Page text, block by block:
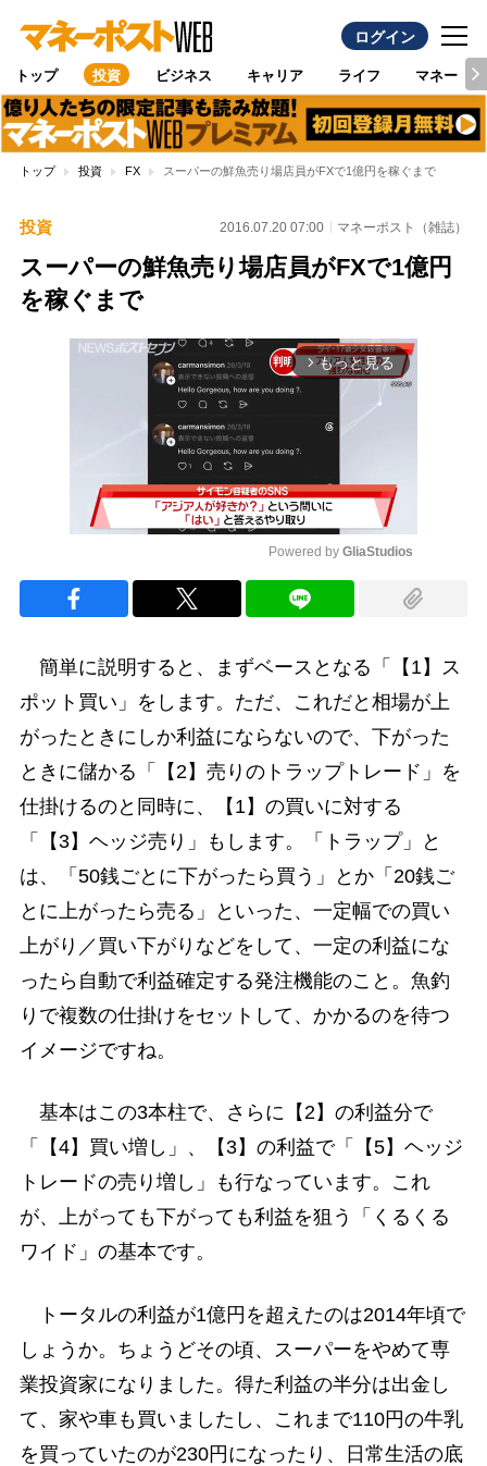
ログイン
トップ 投資 ビジネス キャリア ライフ マネー
トップ 投資 FX スーパーの鮮魚売り場店員がFXで1億円を稼ぐまで
投資 2016.07.20 07:00 マネーポスト（雑誌）
スーパーの鮮魚売り場店員がFXで1億円
を稼ぐまで
arrow_forward_ios もっと見る
Powered by GliaStudios
簡単に説明すると、まずベースとなる「【1】ス
ポット買い」をします。ただ、これだと相場が上
がったときにしか利益にならないので、下がった
ときに儲かる「【2】売りのトラップトレード」を
仕掛けるのと同時に、【1】の買いに対する
「【3】ヘッジ売り」もします。「トラップ」と
は、「50銭ごとに下がったら買う」とか「20銭ご
とに上がったら売る」といった、一定幅での買い
上がり／買い下がりなどをして、一定の利益にな
ったら自動で利益確定する発注機能のこと。魚釣
りで複数の仕掛けをセットして、かかるのを待つ
イメージですね。
基本はこの3本柱で、さらに【2】の利益分で
「【4】買い増し」、【3】の利益で「【5】ヘッジ
トレードの売り増し」も行なっています。これ
が、上がっても下がっても利益を狙う「くるくる
ワイド」の基本です。
トータルの利益が1億円を超えたのは2014年頃で
しょうか。ちょうどその頃、スーパーをやめて専
業投資家になりました。得た利益の半分は出金し
て、家や車も買いましたし、これまで110円の牛乳
を買っていたのが230円になったり、日常生活の底